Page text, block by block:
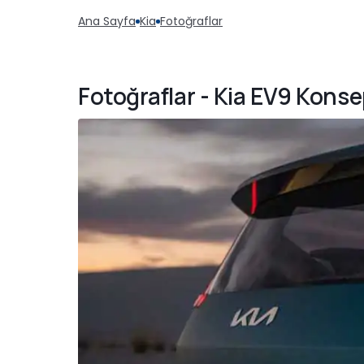
Ana Sayfa Kia Fotoğraflar
Fotoğraflar - Kia EV9